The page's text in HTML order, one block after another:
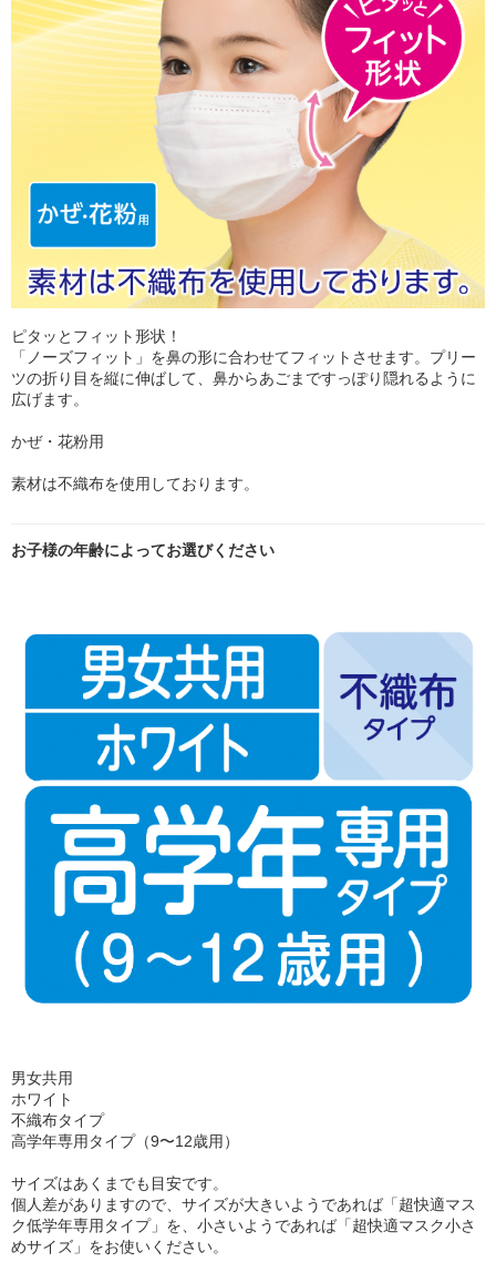
ピタッとフィット形状！
「ノーズフィット」を鼻の形に合わせてフィットさせます。プリー
ツの折り目を縦に伸ばして、鼻からあごまですっぽり隠れるように
広げます。
かぜ・花粉用
素材は不織布を使用しております。
お子様の年齢によってお選びください
男女共用
ホワイト
不織布タイプ
高学年専用タイプ（9〜12歳用）
サイズはあくまでも目安です。
個人差がありますので、サイズが大きいようであれば「超快適マス
ク低学年専用タイプ」を、小さいようであれば「超快適マスク小さ
めサイズ」をお使いください。